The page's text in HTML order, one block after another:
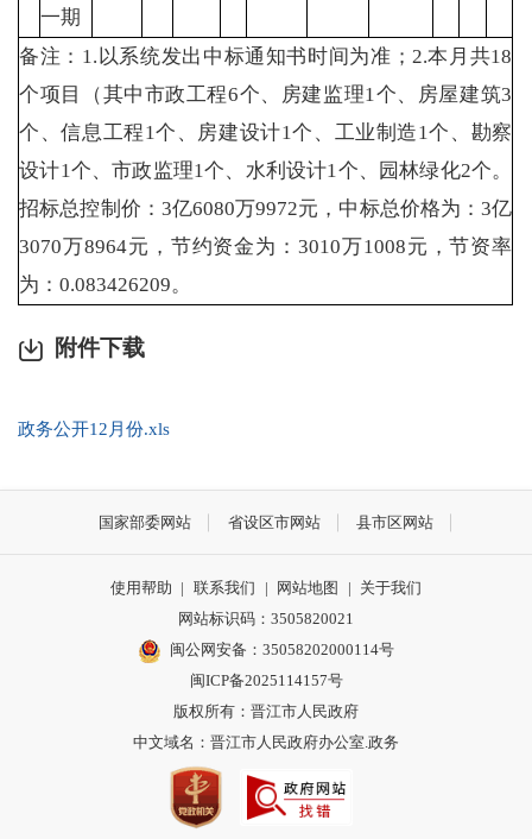
一期
备注：1.以系统发出中标通知书时间为准；2.本月共18
个项目（其中市政工程6个、房建监理1个、房屋建筑3
个、信息工程1个、房建设计1个、工业制造1个、勘察
设计1个、市政监理1个、水利设计1个、园林绿化2个。
招标总控制价：3亿6080万9972元，中标总价格为：3亿
3070万8964元，节约资金为：3010万1008元，节资率
为：0.083426209。
附件下载
政务公开12月份.xls
国家部委网站 省设区市网站 县市区网站
使用帮助 | 联系我们 | 网站地图 | 关于我们
网站标识码：3505820021
闽公网安备：35058202000114号
闽ICP备2025114157号
版权所有：晋江市人民政府
中文域名：晋江市人民政府办公室.政务